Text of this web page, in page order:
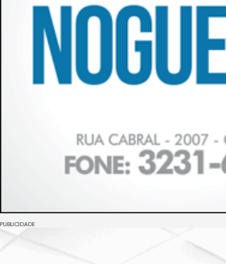
PUBLICIDADE